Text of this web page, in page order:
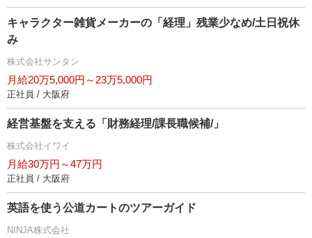
キャラクター雑貨メーカーの「経理」残業少なめ/土日祝休
み
株式会社サンタン
月給20万5,000円～23万5,000円
正社員 / 大阪府
経営基盤を支える「財務経理/課長職候補/」
株式会社イワイ
月給30万円～47万円
正社員 / 大阪府
英語を使う公道カートのツアーガイド
NINJA株式会社